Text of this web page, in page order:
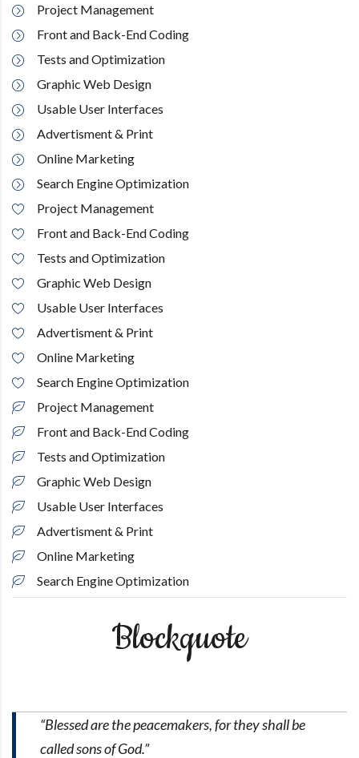
Project Management
Front and Back-End Coding
Tests and Optimization
Graphic Web Design
Usable User Interfaces
Advertisment & Print
Online Marketing
Search Engine Optimization
Project Management
Front and Back-End Coding
Tests and Optimization
Graphic Web Design
Usable User Interfaces
Advertisment & Print
Online Marketing
Search Engine Optimization
Project Management
Front and Back-End Coding
Tests and Optimization
Graphic Web Design
Usable User Interfaces
Advertisment & Print
Online Marketing
Search Engine Optimization
Blockquote
“Blessed are the peacemakers, for they shall be
called sons of God.”